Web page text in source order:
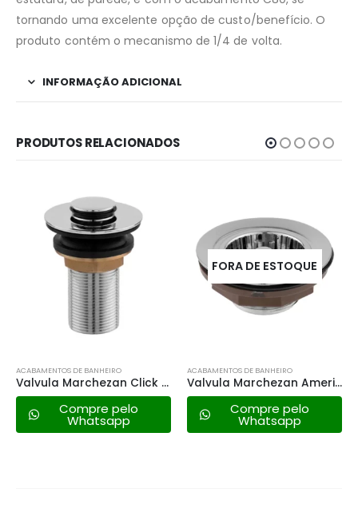
tornando uma excelente opção de custo/benefício. O
produto contém o mecanismo de 1/4 de volta.
INFORMAÇÃO ADICIONAL
PRODUTOS RELACIONADOS
ACABAMENTOS DE BANHEIRO
Valvula Marchezan Click – 1601
Compre pelo
Whatsapp
FORA DE ESTOQUE
ACABAMENTOS DE BANHEIRO
Valvula Marchezan Americana C/ Porca Metal
Compre pelo
Whatsapp